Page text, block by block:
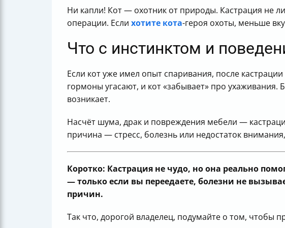
Ни капли! Кот — охотник от природы. Кастрация не
операции. Если хотите кота-героя охоты, меньше
Что с инстинктом и
Если кот уже имел опыт спаривания, после
гормоны угасают, и кот «забывает» про ухаживания.
возникает.
Насчёт шума, драк и повреждения мебели —
причина — стресс, болезнь или недостаток
Коротко: Кастрация не чудо, но она реально
— только если вы переедаете, болезни не
причин.
Так что, дорогой владелец, подумайте о том, чтобы